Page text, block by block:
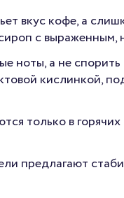
вкус кофе, а
с выраженным,
ноты, а не спорить
кислинкой,
только в
предлагают